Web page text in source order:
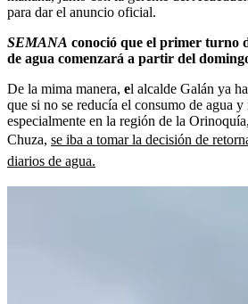
para dar el anuncio oficial.
SEMANA conoció que el primer turno
de agua comenzará a partir del
De la mima manera, el alcalde Galán ya
que si no se reducía el consumo de agua
especialmente en la región de la
Chuza, se iba a tomar la decisión de
diarios de agua.